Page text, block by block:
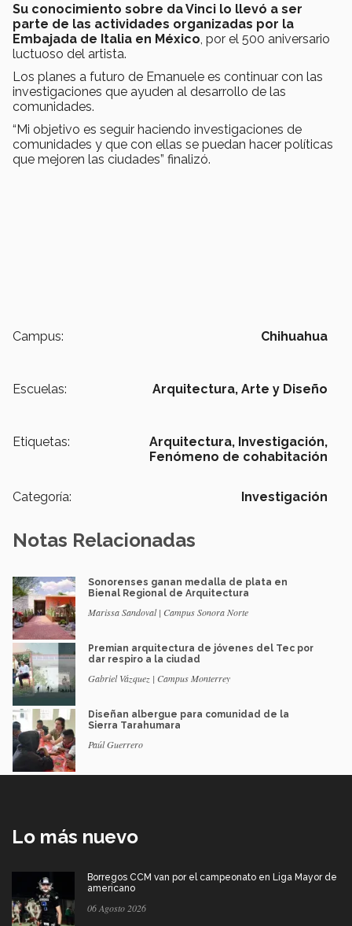
Su conocimiento sobre da Vinci lo llevó a ser
parte de las actividades organizadas por la
Embajada de Italia en México , por el 500 aniversario
luctuoso del artista.
Los planes a futuro de Emanuele es continuar con las
investigaciones que ayuden al desarrollo de las
comunidades.
“Mi objetivo es seguir haciendo investigaciones de
comunidades y que con ellas se puedan hacer políticas
que mejoren las ciudades” finalizó.
Campus: Chihuahua
Escuelas: Arquitectura, Arte y Diseño
Etiquetas: Arquitectura, Investigación,
Fenómeno de cohabitación
Categoría: Investigación
Notas Relacionadas
Sonorenses ganan medalla de plata en
Bienal Regional de Arquitectura
Marissa Sandoval | Campus Sonora Norte
Premian arquitectura de jóvenes del Tec por
dar respiro a la ciudad
Gabriel Vázquez | Campus Monterrey
Diseñan albergue para comunidad de la
Sierra Tarahumara
Paúl Guerrero
Lo más nuevo
Borregos CCM van por el campeonato en Liga Mayor de
americano
06 Agosto 2026